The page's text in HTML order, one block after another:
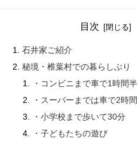
目次
石井家ご紹介
秘境・椎葉村での暮らしぶり
・コンビニまで車で1時間半
・スーパーまでは車で2時間
・小学校まで歩いて30分
・子どもたちの遊び